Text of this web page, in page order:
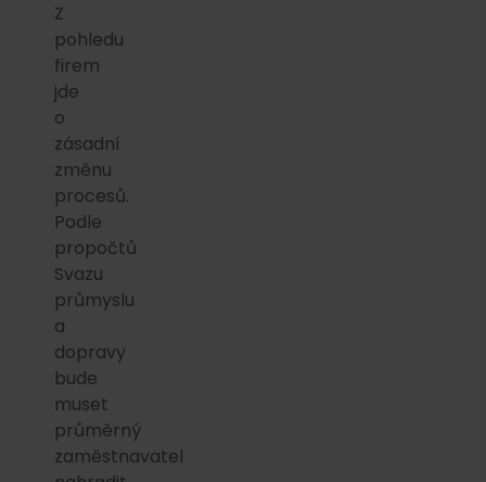
Z
pohledu
firem
jde
o
zásadní
změnu
procesů.
Podle
propočtů
Svazu
průmyslu
a
dopravy
bude
muset
průměrný
zaměstnavatel